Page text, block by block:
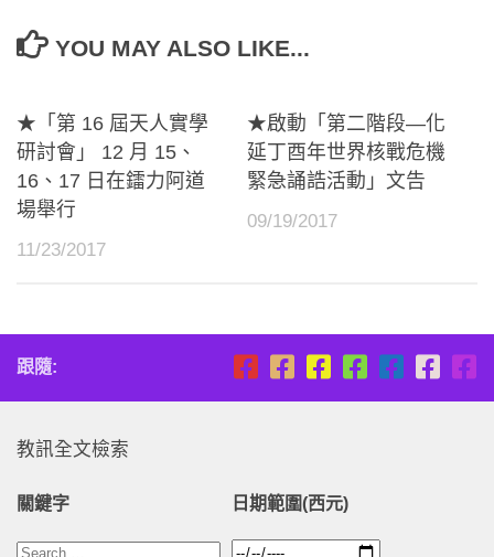
YOU MAY ALSO LIKE...
★「第 16 屆天人實學
研討會」 12 月 15、
16、17 日在鐳力阿道
場舉行
11/23/2017
★啟動「第二階段―化
延丁酉年世界核戰危機
緊急誦誥活動」文告
09/19/2017
跟隨:
教訊全文檢索
關鍵字 日期範圍(西元)